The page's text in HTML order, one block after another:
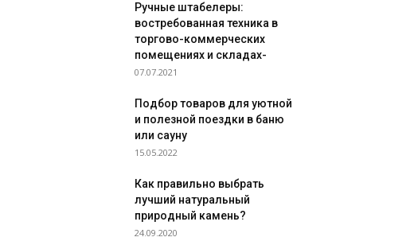
Ручные штабелеры:
востребованная техника в
торгово-коммерческих
помещениях и складах-
07.07.2021
Подбор товаров для уютной
и полезной поездки в баню
или сауну
15.05.2022
Как правильно выбрать
лучший натуральный
природный камень?
24.09.2020